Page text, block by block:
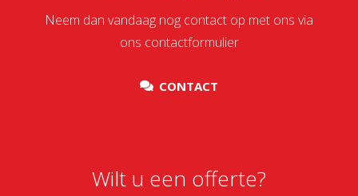
Neem dan vandaag nog contact op met ons via
ons contactformulier
CONTACT
Wilt u een offerte?